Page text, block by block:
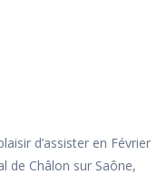
d’assister en Février
de Châlon sur Saône,